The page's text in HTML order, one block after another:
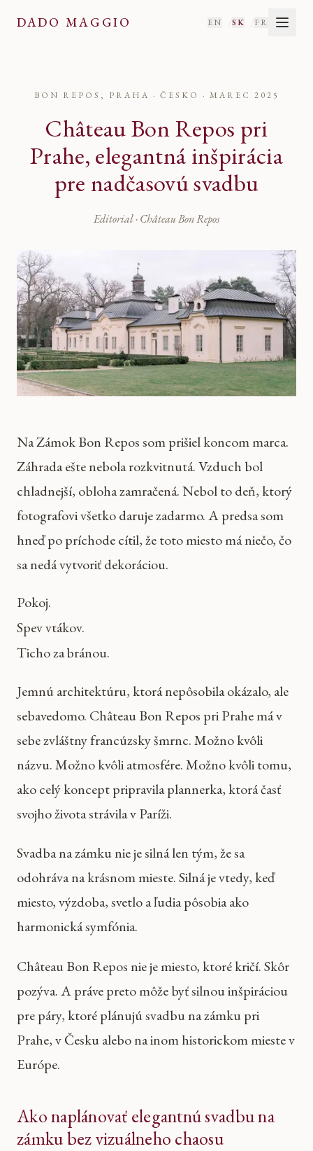
DADO MAGGIO EN /SK /FR
BON REPOS, PRAHA · ČESKO · MAREC 2025
Château Bon Repos pri
Prahe, elegantná inšpirácia
pre nadčasovú svadbu
Editorial · Château Bon Repos
Na Zámok Bon Repos som prišiel koncom marca.
Záhrada ešte nebola rozkvitnutá. Vzduch bol
chladnejší, obloha zamračená. Nebol to deň, ktorý
fotografovi všetko daruje zadarmo. A predsa som
hneď po príchode cítil, že toto miesto má niečo, čo
sa nedá vytvoriť dekoráciou.
Pokoj.
Spev vtákov.
Ticho za bránou.
Jemnú architektúru, ktorá nepôsobila okázalo, ale
sebavedomo. Château Bon Repos pri Prahe má v
sebe zvláštny francúzsky šmrnc. Možno kvôli
názvu. Možno kvôli atmosfére. Možno kvôli tomu,
ako celý koncept pripravila plannerka, ktorá časť
svojho života strávila v Paríži.
Svadba na zámku nie je silná len tým, že sa
odohráva na krásnom mieste. Silná je vtedy, keď
miesto, výzdoba, svetlo a ľudia pôsobia ako
harmonická symfónia.
Château Bon Repos nie je miesto, ktoré kričí. Skôr
pozýva. A práve preto môže byť silnou inšpiráciou
pre páry, ktoré plánujú svadbu na zámku pri
Prahe, v Česku alebo na inom historickom mieste v
Európe.
Ako naplánovať elegantnú svadbu na
zámku bez vizuálneho chaosu